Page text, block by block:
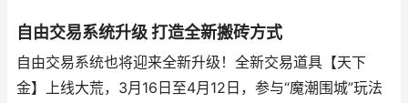
自由交易系统升级 打造全新搬砖方式
自由交易系统也将迎来全新升级！全新交易道具【天下
金】上线大荒，3月16日至4月12日，参与“魔潮围城”玩法